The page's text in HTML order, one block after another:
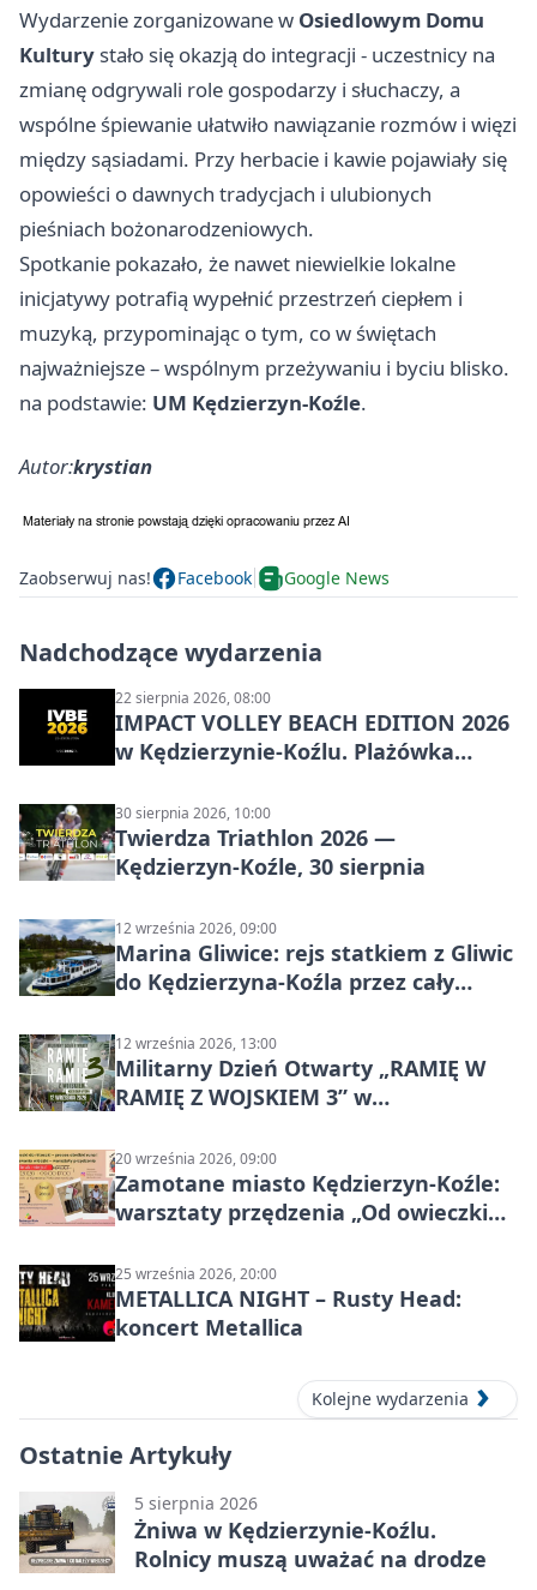
Wydarzenie zorganizowane w Osiedlowym Domu
Kultury stało się okazją do integracji - uczestnicy na
zmianę odgrywali role gospodarzy i słuchaczy, a
wspólne śpiewanie ułatwiło nawiązanie rozmów i więzi
między sąsiadami. Przy herbacie i kawie pojawiały się
opowieści o dawnych tradycjach i ulubionych
pieśniach bożonarodzeniowych.
Spotkanie pokazało, że nawet niewielkie lokalne
inicjatywy potrafią wypełnić przestrzeń ciepłem i
muzyką, przypominając o tym, co w świętach
najważniejsze – wspólnym przeżywaniu i byciu blisko.
na podstawie: UM Kędzierzyn-Koźle.
Autor:krystian
Zaobserwuj nas! Facebook Google News
Nadchodzące wydarzenia
22 sierpnia 2026, 08:00
IMPACT VOLLEY BEACH EDITION 2026
w Kędzierzynie-Koźlu. Plażówka
30 sierpnia 2026, 10:00
Twierdza Triathlon 2026 —
Kędzierzyn-Koźle, 30 sierpnia
12 września 2026, 09:00
Marina Gliwice: rejs statkiem z Gliwic
do Kędzierzyna-Koźla przez cały
12 września 2026, 13:00
Militarny Dzień Otwarty „RAMIĘ W
RAMIĘ Z WOJSKIEM 3” w
20 września 2026, 09:00
Zamotane miasto Kędzierzyn-Koźle:
warsztaty przędzenia „Od owieczki
25 września 2026, 20:00
METALLICA NIGHT – Rusty Head:
koncert Metallica
Kolejne wydarzenia
Ostatnie Artykuły
5 sierpnia 2026
Żniwa w Kędzierzynie-Koźlu.
Rolnicy muszą uważać na drodze